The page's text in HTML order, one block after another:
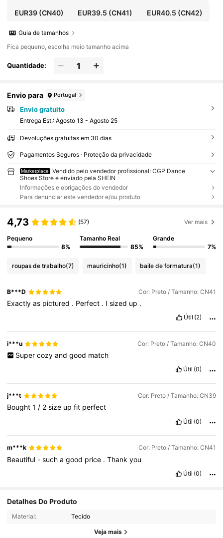
EUR39(CN40) EUR39.5 (CN41) EUR40.5 (CN42)
Guia de tamanhos
Fica pequeno, escolha meio tamanho acima
Quantidade:
Envio para Portugal
Envio gratuito
Entrega Est.: Agosto 13 - Agosto 25
Devoluções gratuitas em 30 dias
Pagamentos Seguros · Proteção da privacidade
Marketplace
Vendido pelo vendedor profissional: CGP Dance
Shoes Store e enviado pela SHEIN
Informações e obrigações do vendedor
Para denunciar este vendedor e/ou produto
4,73 (57) Ver mais
Pequeno
8%
Tamanho Real
85%
Grande
7%
roupas de trabalho(7) mauricinho(1) baile de formatura(1)
B***D Cor: Preto / Tamanho: CN41
Exactlyas pictured . Perfect . Isized up .
Útil (2)
i***u Cor: Preto / Tamanho: CN40
Super cozy and good match
Útil (0)
j***t Cor: Preto / Tamanho: CN39
Bought1/ 2size upfit perfect
Útil (0)
m***k Cor: Preto / Tamanho: CN41
Beautiful -suchagood price .Thankyou
Útil (0)
Detalhes Do Produto
Material: Tecido
Veja mais